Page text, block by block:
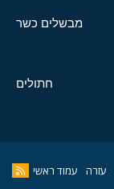
מבשלים כשר
חתולים
עזרה עמוד ראשי